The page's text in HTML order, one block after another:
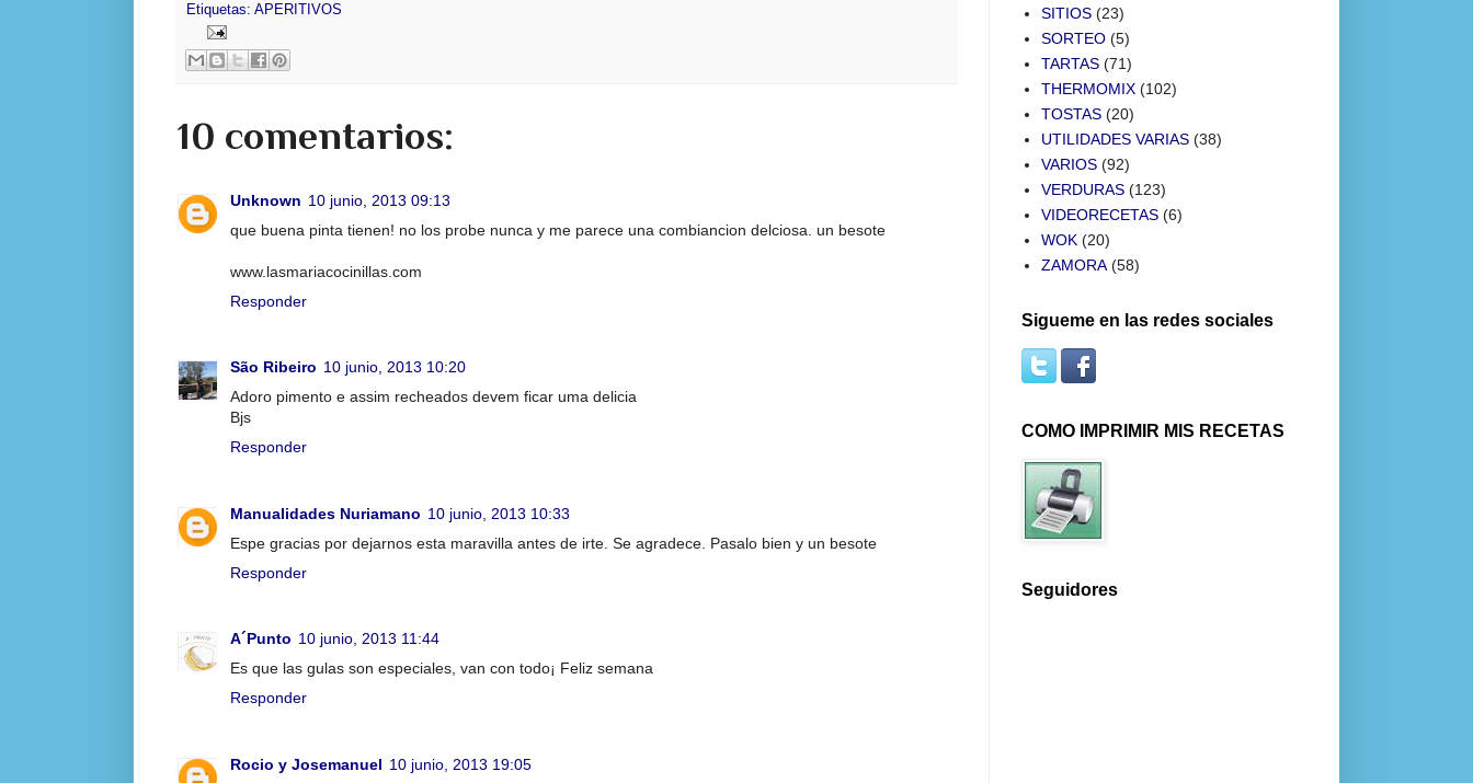
Etiquetas: APERITIVOS
10 comentarios:
Unknown 10 junio, 2013 09:13
que buena pinta tienen! no los probe nunca y me parece una combiancion delciosa. un besote
www.lasmariacocinillas.com
Responder
São Ribeiro 10 junio, 2013 10:20
Adoro pimento e assim recheados devem ficar uma delicia
Bjs
Responder
Manualidades Nuriamano 10 junio, 2013 10:33
Espe gracias por dejarnos esta maravilla antes de irte. Se agradece. Pasalo bien y un besote
Responder
A´Punto 10 junio, 2013 11:44
Es que las gulas son especiales, van con todo¡ Feliz semana
Responder
Rocio y Josemanuel 10 junio, 2013 19:05
SITIOS (23)
SORTEO (5)
TARTAS (71)
THERMOMIX (102)
TOSTAS (20)
UTILIDADES VARIAS (38)
VARIOS (92)
VERDURAS (123)
VIDEORECETAS (6)
WOK (20)
ZAMORA (58)
Sigueme en las redes sociales
COMO IMPRIMIR MIS RECETAS
Seguidores